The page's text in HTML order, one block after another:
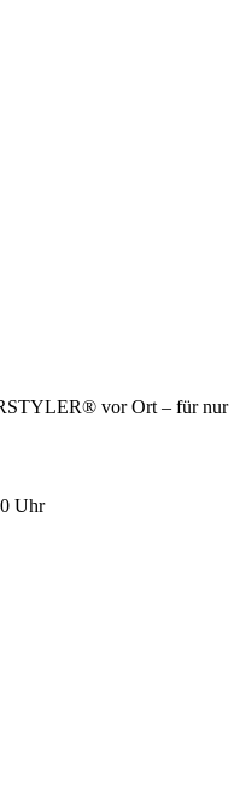
vor Ort – für nur
Uhr